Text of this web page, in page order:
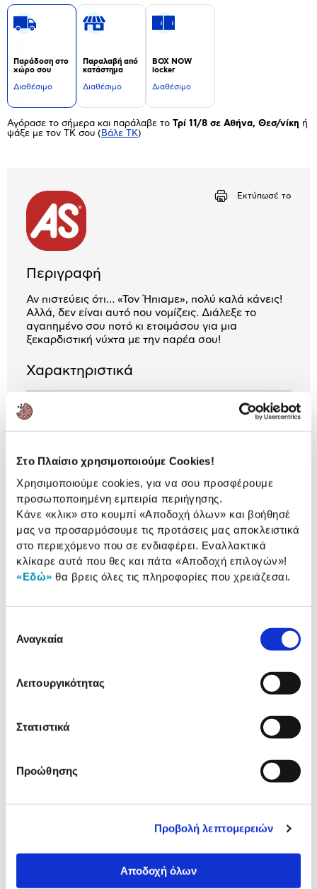
Στο Πλαίσιο χρησιμοποιούμε Cookies!
Χρησιμοποιούμε cookies, για να σου προσφέρουμε
προσωποποιημένη εμπειρία περιήγησης.
Κάνε «κλικ» στο κουμπί «Αποδοχή όλων» και βοήθησέ
μας να προσαρμόσουμε τις προτάσεις μας αποκλειστικά
στο περιεχόμενο που σε ενδιαφέρει. Εναλλακτικά
κλίκαρε αυτά που θες και πάτα «Αποδοχή επιλογών»!
«Εδώ» θα βρεις όλες τις πληροφορίες που χρειάζεσαι.
συγκατάθεσης
Αναγκαία
Λειτουργικότητας
Στατιστικά
Προώθησης
Προβολή λεπτομερειών
Αποδοχή όλων
Παράδοση στο
χώρο σου
Διαθέσιμο
Παραλαβή από
κατάστημα
Διαθέσιμο
BOX NOW
locker
Διαθέσιμο
Αγόρασε το σήμερα και παράλαβε το Τρί 11/8 σε Αθήνα, Θεσ/νίκη ή
ψάξε με τον ΤΚ σου ( Βάλε ΤΚ)
Εκτύπωσέ το
Περιγραφή
Αν πιστεύεις ότι… «Τον Ήπιαμε», πολύ καλά κάνεις!
Αλλά, δεν είναι αυτό που νομίζεις. Διάλεξε το
αγαπημένο σου ποτό κι ετοιμάσου για μια
ξεκαρδιστική νύχτα με την παρέα σου!
Χαρακτηριστικά
Ενηλίκων
Προτεινόμενη ηλικία
Αναλυτική
παρουσίαση
Αναλυτική παρουσίαση
Προδιαγραφές
προϊόντος
Χαρακτηριστικά
Δες τι κλίκαραν όσοι είδαν το ίδιο
προϊόν με εσένα!
AS Παιχνίδι με Κάρτες Dark
Deck Με Το Πουλί Στο Χέρι
AS Παιχνίδι με Κάρτες
Deck MindF@ck